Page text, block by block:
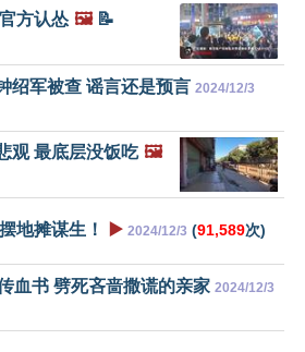
方认怂 🖼️📝
绍军被查 谣言还是预言 2024/12/3
观 最底层没饭吃 🖼️
地摊谋生！ ▶️ 2024/12/3 (91,589次)
血书 劈死吝啬撒谎的亲家 2024/12/3